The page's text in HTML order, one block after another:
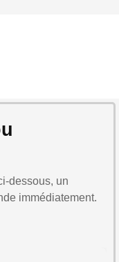
dessous, un
immédiatement.